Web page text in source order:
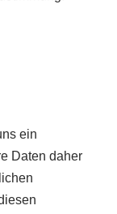
ein
Daten daher